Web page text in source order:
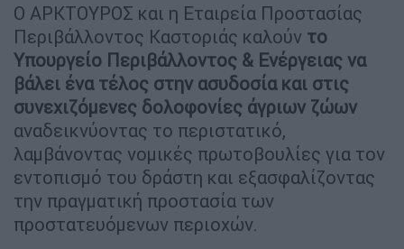
O ΑΡΚΤΟΥΡΟΣ και η Εταιρεία Προστασίας
Περιβάλλοντος Καστοριάς καλούν το
Υπουργείο Περιβάλλοντος & Ενέργειας να
βάλει ένα τέλος στην ασυδοσία και στις
συνεχιζόμενες δολοφονίες άγριων ζώων
αναδεικνύοντας το περιστατικό,
λαμβάνοντας νομικές πρωτοβουλίες για τον
εντοπισμό του δράστη και εξασφαλίζοντας
την πραγματική προστασία των
προστατευόμενων περιοχών.